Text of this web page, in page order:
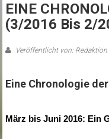
EINE
(3/2016 Bis 2/
Veröffentlicht von: Redaktion
Eine Chronologie
März bis Juni 2016: Ein